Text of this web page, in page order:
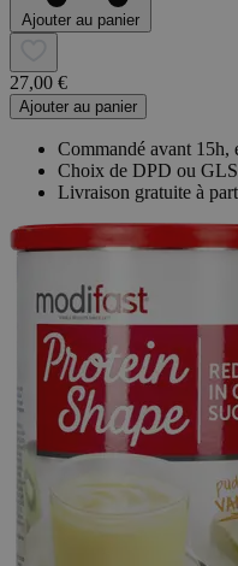
Ajouter au panier
27,00 €
Ajouter au panier
Commandé avant 15h,
Choix de DPD ou GLS
Livraison gratuite à